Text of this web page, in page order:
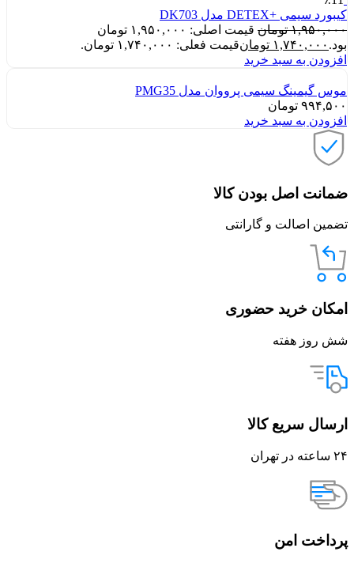
کیبورد سیمی +DETEX مدل DK703
۱,۹۵۰,۰۰۰ تومان
قیمت اصلی: ۱,۹۵۰,۰۰۰ تومان
بود. ۱,۷۴۰,۰۰۰ تومانقیمت فعلی: ۱,۷۴۰,۰۰۰ تومان.
افزودن به سبد خرید
موس گیمینگ سیمی پرووان مدل PMG35
۹۹۴,۵۰۰ تومان
افزودن به سبد خرید
ضمانت اصل بودن کالا
تضمین اصالت و گارانتی
امکان خرید حضوری
شش روز هفته
ارسال سریع کالا
۲۴ ساعته در تهران
پرداخت امن